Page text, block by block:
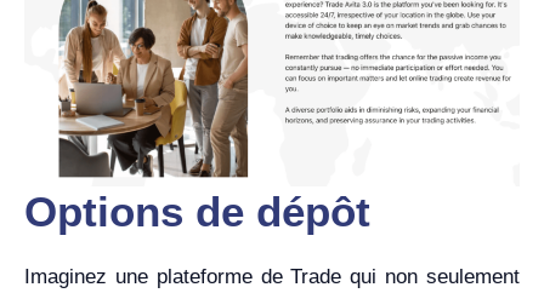
Options de dépôt
Imaginez une plateforme de Trade qui non seulement